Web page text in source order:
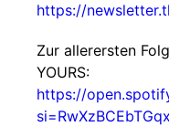
https://
Zur allerersten
YOURS:
https://